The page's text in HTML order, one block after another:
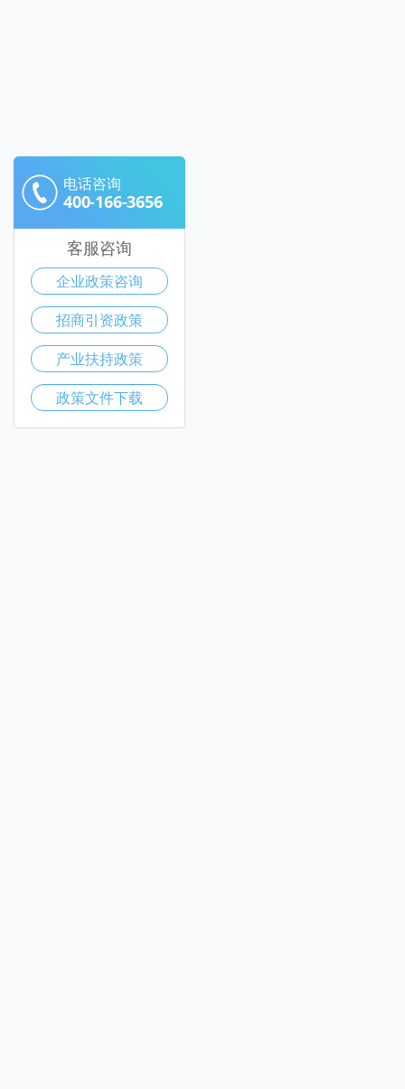
电话咨询
400-166-3656
客服咨询
企业政策咨询
招商引资政策
产业扶持政策
政策文件下载